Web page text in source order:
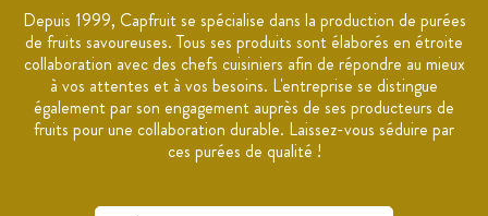
Depuis 1999, Capfruit se spécialise dans la production de purées
de fruits savoureuses. Tous ses produits sont élaborés en étroite
collaboration avec des chefs cuisiniers afin de répondre au mieux
à vos attentes et à vos besoins. L'entreprise se distingue
également par son engagement auprès de ses producteurs de
fruits pour une collaboration durable. Laissez-vous séduire par
ces purées de qualité !